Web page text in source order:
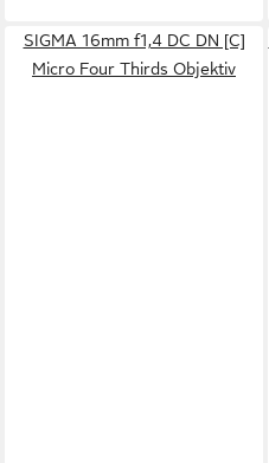
SIGMA 16mm f1,4 DC DN [C]
Micro Four Thirds Objektiv